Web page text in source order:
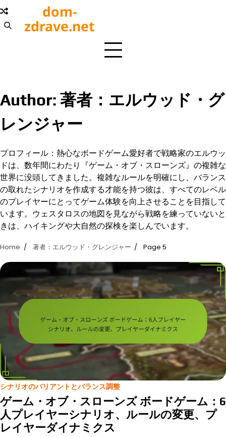
Skip
to
content
dom-
zdrave.net
Author: 著者：エルウッド・グ
レンジャー
プロフィール：熱心なボードゲーム愛好者で戦略家のエルウッ
ドは、数年間にわたり『ゲーム・オブ・スローンズ』の複雑な
世界に没頭してきました。複雑なルールを明確にし、バランス
の取れたシナリオを作成する才能を持つ彼は、すべてのレベル
のプレイヤーにとってゲーム体験を向上させることを目指して
います。ウェスタロスの地図を見ながら戦略を練っていないと
きは、ハイキングや大自然の探検を楽しんでいます。
Home 著者：エルウッド・グレンジャー Page 5
シナリオのバリアントとバランス調整
ゲーム・オブ・スローンズ ボードゲーム：6
人プレイヤーシナリオ、ルールの変更、プ
レイヤーダイナミクス